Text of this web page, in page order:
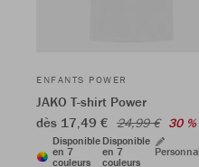
ENFANTS POWER
JAKO T-shirt Power
dès 17,49 € 24,99 € 30 %
Disponible
en 7
couleurs
Disponible
en 7
couleurs